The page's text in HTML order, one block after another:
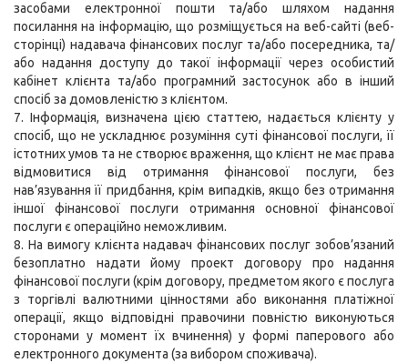
засобами електронної пошти та/або шляхом надання
посилання на інформацію, що розміщується на веб-сайті (веб-
сторінці) надавача фінансових послуг та/або посередника, та/
або надання доступу до такої інформації через особистий
кабінет клієнта та/або програмний застосунок або в інший
спосіб за домовленістю з клієнтом.
7. Інформація, визначена цією статтею, надається клієнту у
спосіб, що не ускладнює розуміння суті фінансової послуги, її
істотних умов та не створює враження, що клієнт не має права
відмовитися від отримання фінансової послуги, без
нав’язування її придбання, крім випадків, якщо без отримання
іншої фінансової послуги отримання основної фінансової
послуги є операційно неможливим.
8. На вимогу клієнта надавач фінансових послуг зобов’язаний
безоплатно надати йому проект договору про надання
фінансової послуги (крім договору, предметом якого є послуга
з торгівлі валютними цінностями або виконання платіжної
операції, якщо відповідні правочини повністю виконуються
сторонами у момент їх вчинення) у формі паперового або
електронного документа (за вибором споживача).